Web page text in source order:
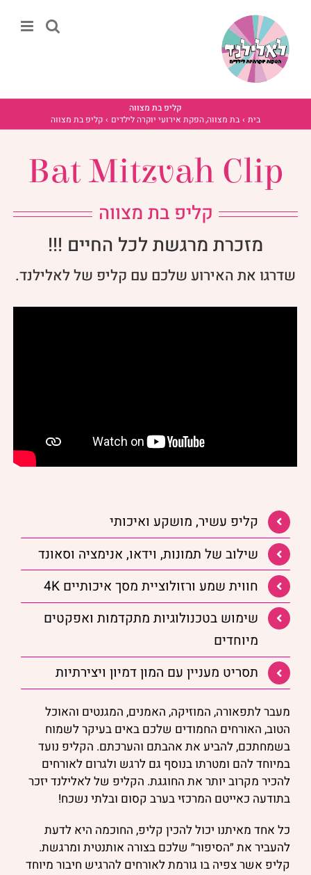
קליפ בת מצווה
בית
בת מצווה הפקת אירועי יוקרה לילדים קליפ בת מצווה
Bat Mitzvah Clip
קליפ בת מצווה
מזכרת מרגשת לכל החיים !!!
שדרגו את האירוע שלכם עם קליפ של לאלילנד.
קליפ עשיר, מושקע ואיכותי
שילוב של תמונות, וידאו, אנימציה וסאונד
חווית שמע ורזולוציית מסך איכותיים 4K
שימוש בטכנולוגיות מתקדמות ואפקטים
מיוחדים
תסריט מעניין עם המון דמיון ויצירתיות
מעבר לתפאורה, המוזיקה, האמנים, המגנטים והאוכל
הטוב, האורחים החמודים שלכם באים בעיקר לשמוח
בשמחתכם, להביע את אהבתם והערכתם. הקליפ נועד
במיוחד להם ומטרתו בנוסף גם לרגש ולגרום לאורחים
להכיר מקרוב יותר את החוגגת. הקליפ של לאלילנד יזכר
בתודעה כאייטם המרכזי בערב קסום ובלתי נשכח!
כל אחד מאיתנו יכול להכין קליפ, החוכמה היא לדעת
להעביר את ״הסיפור״ שלכם בצורה אותנטית ומרגשת.
קליפ אשר צפיה בו גורמת לאורחים להרגיש חיבור מיוחד